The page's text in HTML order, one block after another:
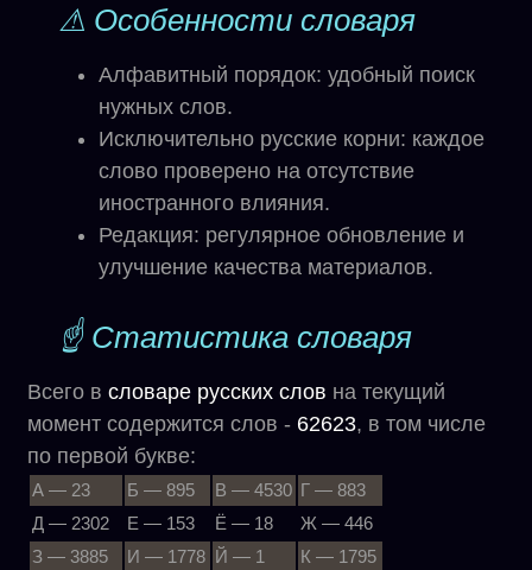
⚠ Особенности словаря
Алфавитный порядок: удобный поиск
нужных слов.
Исключительно русские корни: каждое
слово проверено на отсутствие
иностранного влияния.
Редакция: регулярное обновление и
улучшение качества материалов.
☝ Статистика словаря
Всего в словаре русских слов на текущий
момент содержится слов - 62623, в том числе
по первой букве:
А — 23 Б — 895 В — 4530 Г — 883
Д — 2302
Е — 153 Ё — 18
Ж — 446
З — 3885
И — 1778 Й — 1 К — 1795